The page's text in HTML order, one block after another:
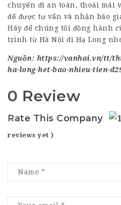
chuyến đi an toàn, thoải mái
để được tư vấn và nhận báo
Hãy để chúng tôi đồng hành
trình từ Hà Nội đi Hạ Long
Nguồn: https://vanhai.vn/tt/
ha-long-het-bao-nhieu-tien-
0 Review
Rate This Company
reviews yet )